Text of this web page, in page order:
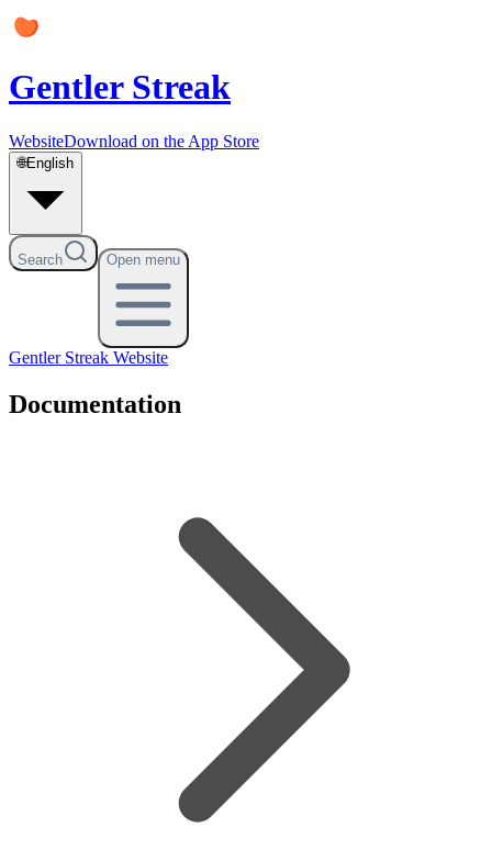
Gentler Streak
WebsiteDownload on the App Store
🌐English
Search Open menu
Gentler Streak Website
Documentation